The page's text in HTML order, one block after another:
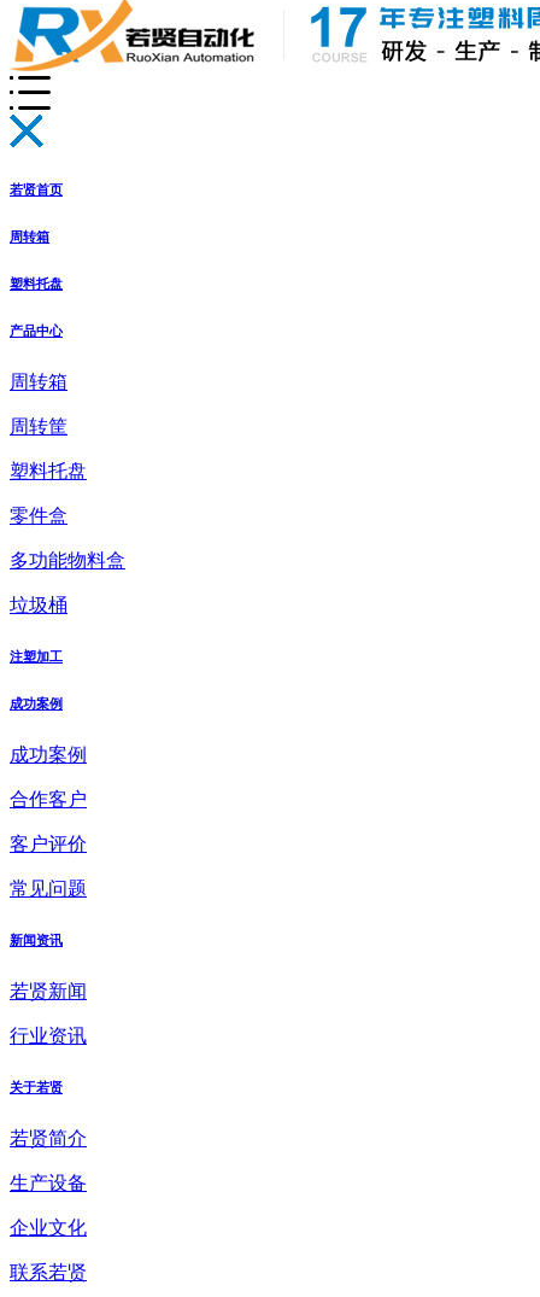
若贤首页
周转箱
塑料托盘
产品中心
周转箱
周转筐
塑料托盘
零件盒
多功能物料盒
垃圾桶
注塑加工
成功案例
成功案例
合作客户
客户评价
常见问题
新闻资讯
若贤新闻
行业资讯
关于若贤
若贤简介
生产设备
企业文化
联系若贤